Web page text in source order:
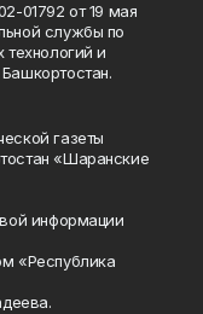
01792 от 19 мая
службы по
и
газеты
«Шаранские
информации
«Республика